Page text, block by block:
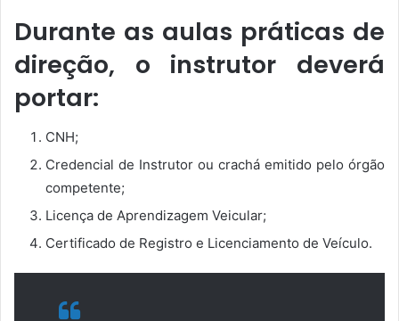
Durante as aulas práticas de
direção, o instrutor deverá
portar:
CNH;
Credencial de Instrutor ou crachá emitido pelo órgão
competente;
Licença de Aprendizagem Veicular;
Certificado de Registro e Licenciamento de Veículo.